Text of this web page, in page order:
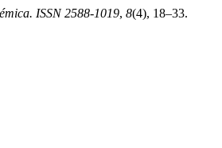
ISSN 2588-1019, 8(4), 18–33.